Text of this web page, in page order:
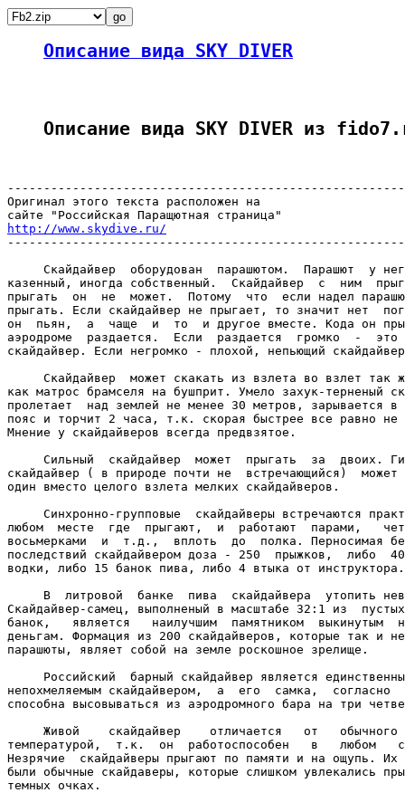
Описание вида SKY DIVER
Описание вида SKY DIVER из
Оригинал этого текста расположен на
http://www.skydive.ru/
Скайдайвер  оборудован  парашютом.  Парашют  у
казенный, иногда собственный.  Скайдайвер  с  ним
прыгать  он  не  может.  Потому  что  если надел
прыгать. Если скайдайвер не прыгает, то значит нет
он  пьян,  а  чаще  и  то  и другое вместе. Кода он
аэродроме  раздается.  Если  раздается  громко  -  это
скайдайвер. Если негромко - плохой, непьющий
Скайдайвер  может скакать из взлета во взлет так
как матрос брамселя на бушприт. Умело захук-терненый
пролетает  над землей не менее 30 метров, зарывается в
пояс и торчит 2 часа, т.к. скорая быстрее все равно не
Мнение у скайдайверов всегда предвзятое.
Сильный  скайдайвер  может  прыгать  за  двоих.
скайдайвер ( в природе почти не  встречающийся)  может
один вместо целого взлета мелких скайдайверов.
Синхронно-групповые  скайдайверы встречаются
любом  месте  где  прыгают,  и  работают  парами,
восьмерками  и  т.д.,  вплоть  до  полка. Перносимая
последствий скайдайвером доза - 250  прыжков,  либо
водки, либо 15 банок пива, либо 4 втыка от инструктора.
В  литровой  банке  пива  скайдайвера  утопить
Скайдайвер-самец, выполненый в масштабе 32:1 из
банок,   является   наилучшим  памятником  выкинутым
деньгам. Формация из 200 скайдайверов, которые так и
парашюты, являет собой на земле роскошное зрелище.
Российский  барный скайдайвер является
непохмеляемым скайдайвером,  а  его  самка,  согласно
способна высовываться из аэродромного бара на три
Живой    скайдайвер    отличается   от   обычного
температурой,  т.к.  он  работоспособен   в   любом
Незрячие  скайдайверы прыгают по памяти и на ощупь. Их
были обычные скайдаверы, которые слишком увлекались
темных очках.